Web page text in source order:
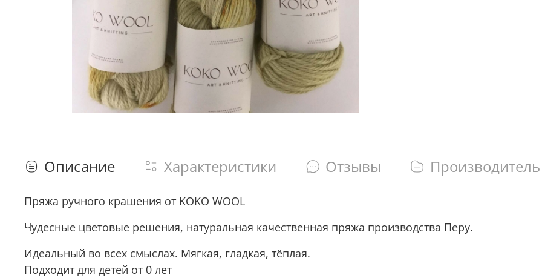
Описание Характеристики Отзывы Производитель
Пряжа ручного крашения от KOKO WOOL
Чудесные цветовые решения, натуральная качественная пряжа производства Перу.
Идеальный во всех смыслах. Мягкая, гладкая, тёплая.
Подходит для детей от 0 лет